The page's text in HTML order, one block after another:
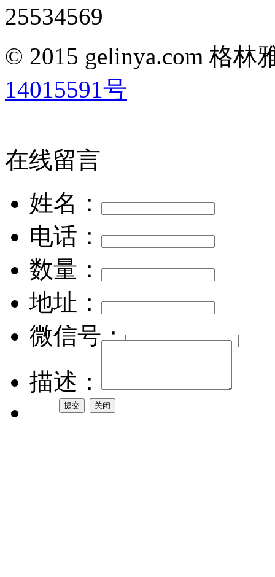
25534569
© 2015 gelinya.com 格
14015591号
在线留言
姓名：
电话：
数量：
地址：
微信号：
描述：